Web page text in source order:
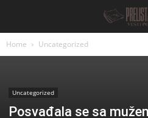
Home Uncategorized
Uncategorized
Posvađala se sa